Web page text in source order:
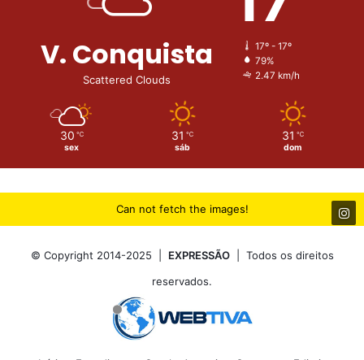
V. Conquista
Scattered Clouds
17º - 17º
79%
2.47 km/h
30 ℃
sex
31 ℃
sáb
31 ℃
dom
Can not fetch the images!
© Copyright 2014-2025 | EXPRESSÃO| Todos os direitos
reservados.